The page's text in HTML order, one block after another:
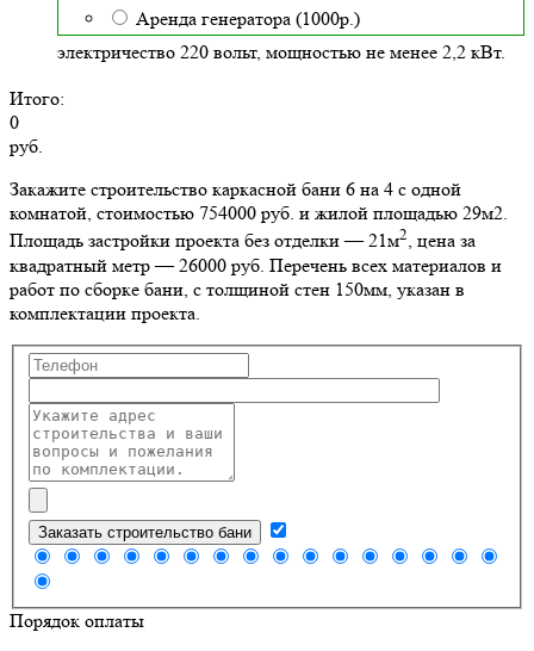
Аренда генератора (1000р.)
электричество 220 вольт, мощностью не менее 2,2 кВт.
Итого:
0
руб.
Закажите строительство каркасной бани 6 на 4 с одной
комнатой, стоимостью 754000 руб. и жилой площадью 29м2.
Площадь застройки проекта без отделки — 21м2, цена за
квадратный метр — 26000 руб. Перечень всех материалов и
работ по сборке бани, с толщиной стен 150мм, указан в
комплектации проекта.
Заказать строительство бани
Порядок оплаты